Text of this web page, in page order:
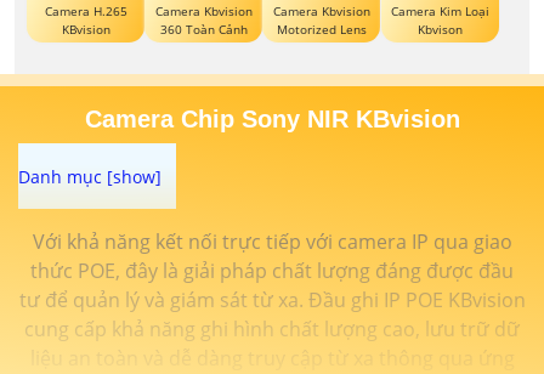
Camera H.265
KBvision
Camera Kbvision
360 Toàn Cảnh
Camera Kbvision
Motorized Lens
Camera Kim Loại
Kbvison
Camera Chip Sony NIR KBvision
Với khả năng kết nối trực tiếp với camera IP qua giao
thức POE, đây là giải pháp chất lượng đáng được đầu
tư để quản lý và giám sát từ xa. Đầu ghi IP POE KBvision
cung cấp khả năng ghi hình chất lượng cao, lưu trữ dữ
liệu an toàn và dễ dàng truy cập từ xa thông qua ứng